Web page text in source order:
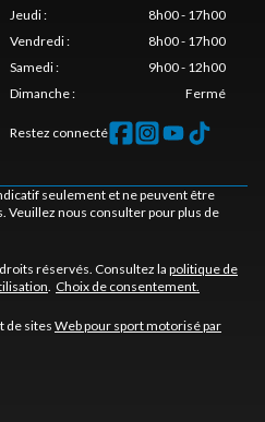
Jeudi:
8h00 - 17h00
Vendredi:
8h00 - 17h00
Samedi:
9h00 - 12h00
Dimanche: Fermé
Restez connecté
seulement et ne peuvent être
nous consulter pour plus de
réservés. Consultez la politique de
Choix de consentement.
de sitesWeb pour sport motorisé par